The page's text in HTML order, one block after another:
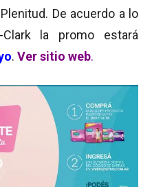
De acuerdo a lo
Clark la promo estará
. Ver sitio web.